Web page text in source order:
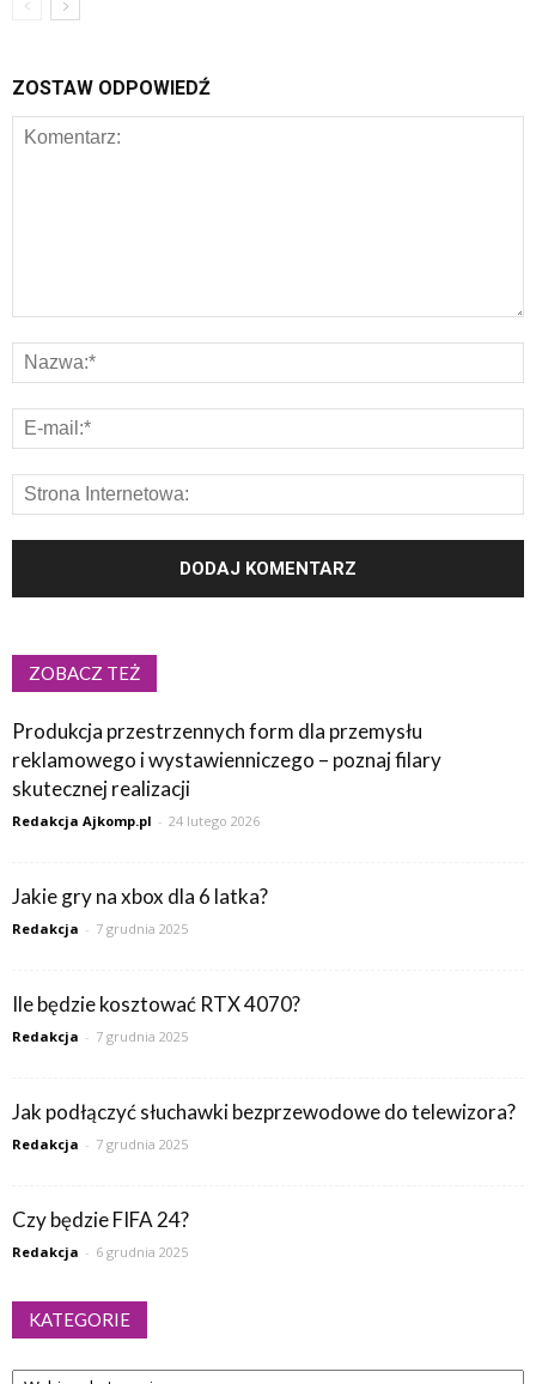
ZOSTAW ODPOWIEDŹ
ZOBACZ TEŻ
Produkcja przestrzennych form dla przemysłu
reklamowego i wystawienniczego – poznaj filary
skutecznej realizacji
Redakcja Ajkomp.pl - 24 lutego 2026
Jakie gry na xbox dla 6 latka?
Redakcja - 7 grudnia 2025
Ile będzie kosztować RTX 4070?
Redakcja - 7 grudnia 2025
Jak podłączyć słuchawki bezprzewodowe do telewizora?
Redakcja - 7 grudnia 2025
Czy będzie FIFA 24?
Redakcja - 6 grudnia 2025
KATEGORIE
Kategorie